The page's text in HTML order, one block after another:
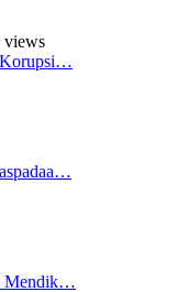
views
Korupsi…
Mendik…